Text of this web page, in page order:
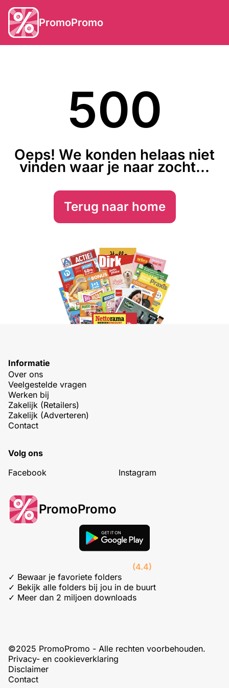
PromoPromo
500
Oeps! We konden helaas niet
vinden waar je naar zocht...
Terug naar home
Informatie
Over ons
Veelgestelde vragen
Werken bij
Zakelijk (Retailers)
Zakelijk (Adverteren)
Contact
Volg ons
Facebook
Instagram
PromoPromo
(4.4)
✓ Bewaar je favoriete folders
✓ Bekijk alle folders bij jou in de buurt
✓ Meer dan 2 miljoen downloads
©2025 PromoPromo - Alle rechten voorbehouden.
Privacy- en cookieverklaring
Disclaimer
Contact